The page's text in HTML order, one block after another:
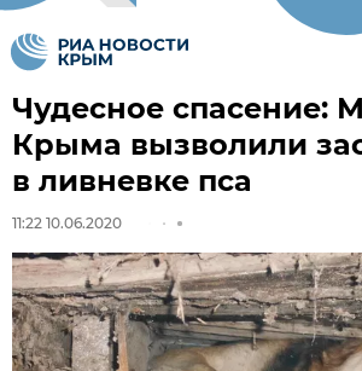
Чудесное спасение:
Крыма вызволили
в ливневке пса
11:22 10.06.2020